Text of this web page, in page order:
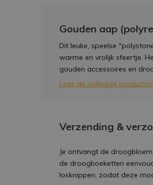
Gouden aap
Dit leuke, speelse
warme en vrolijk sfeertje.
gouden accessoires en
Lees de volledige
Verzending &
Je ontvangt de
de droogboeketten
losknippen, zodat deze